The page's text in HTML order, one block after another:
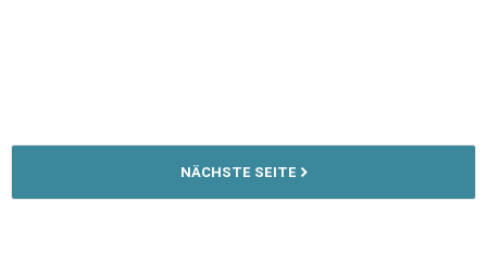
NÄCHSTE SEITE